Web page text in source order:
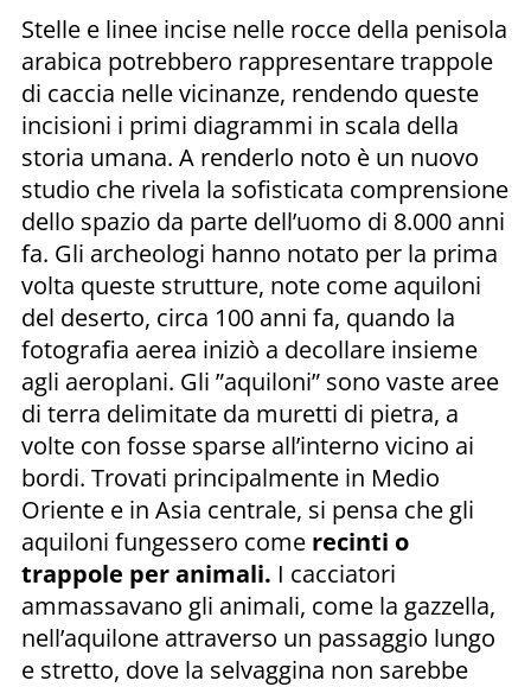
Stelle e linee incise nelle rocce della penisola
arabica potrebbero rappresentare trappole
di caccia nelle vicinanze, rendendo queste
incisioni i primi diagrammi in scala della
storia umana. A renderlo noto è un nuovo
studio che rivela la sofisticata comprensione
dello spazio da parte dell’uomo di 8.000 anni
fa. Gli archeologi hanno notato per la prima
volta queste strutture, note come aquiloni
del deserto, circa 100 anni fa, quando la
fotografia aerea iniziò a decollare insieme
agli aeroplani. Gli ”aquiloni” sono vaste aree
di terra delimitate da muretti di pietra, a
volte con fosse sparse all’interno vicino ai
bordi. Trovati principalmente in Medio
Oriente e in Asia centrale, si pensa che gli
aquiloni fungessero come recinti o
trappole per animali. I cacciatori
ammassavano gli animali, come la gazzella,
nell’aquilone attraverso un passaggio lungo
e stretto, dove la selvaggina non sarebbe